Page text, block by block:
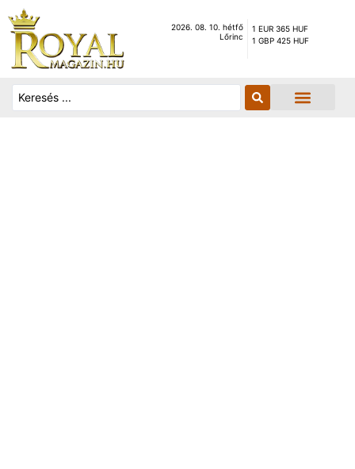
2026. 08. 10. hétfő
Lőrinc
1 EUR 365 HUF
1 GBP 425 HUF